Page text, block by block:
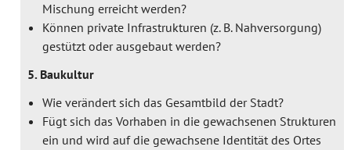
Mischung erreicht werden?
Können private Infrastrukturen (z. B. Nahversorgung)
gestützt oder ausgebaut werden?
5. Baukultur
Wie verändert sich das Gesamtbild der Stadt?
Fügt sich das Vorhaben in die gewachsenen Strukturen
ein und wird auf die gewachsene Identität des Ortes